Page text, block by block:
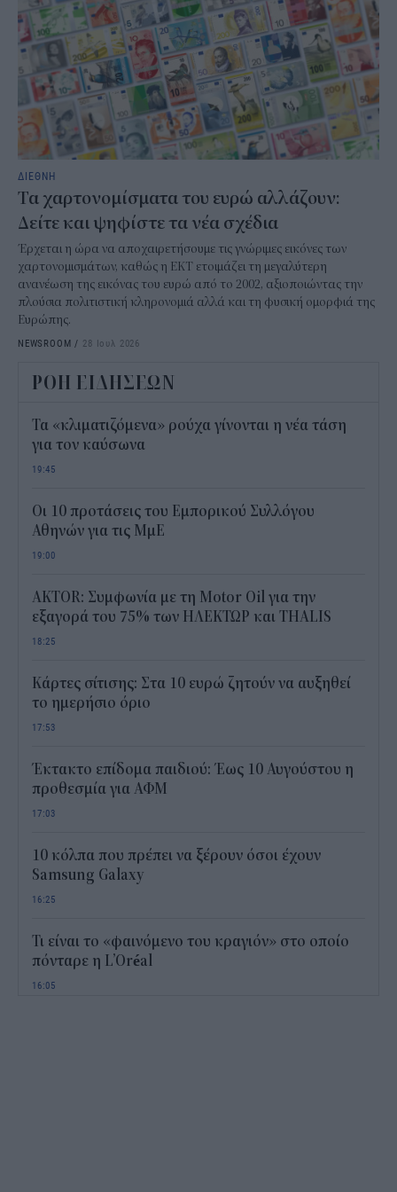
ΔΙΕΘΝΗ
Τα χαρτονομίσματα του ευρώ αλλάζουν:
Δείτε και ψηφίστε τα νέα σχέδια
Έρχεται η ώρα να αποχαιρετήσουμε τις γνώριμες εικόνες των
χαρτονομισμάτων, καθώς η ΕΚΤ ετοιμάζει τη μεγαλύτερη
ανανέωση της εικόνας του ευρώ από το 2002, αξιοποιώντας την
πλούσια πολιτιστική κληρονομιά αλλά και τη φυσική ομορφιά της
Ευρώπης.
NEWSROOM / 28 Ιουλ 2026
ΡΟΗ ΕΙΔΗΣΕΩΝ
Τα «κλιματιζόμενα» ρούχα γίνονται η νέα τάση
για τον καύσωνα
19:45
Οι 10 προτάσεις του Εμπορικού Συλλόγου
Αθηνών για τις ΜμΕ
19:00
AKTOR: Συμφωνία με τη Motor Oil για την
εξαγορά του 75% των ΗΛΕΚΤΩΡ και THALIS
18:25
Κάρτες σίτισης: Στα 10 ευρώ ζητούν να αυξηθεί
το ημερήσιο όριο
17:53
Έκτακτο επίδομα παιδιού: Έως 10 Αυγούστου η
προθεσμία για ΑΦΜ
17:03
10 κόλπα που πρέπει να ξέρουν όσοι έχουν
Samsung Galaxy
16:25
Τι είναι το «φαινόμενο του κραγιόν» στο οποίο
πόνταρε η L’Oréal
16:05